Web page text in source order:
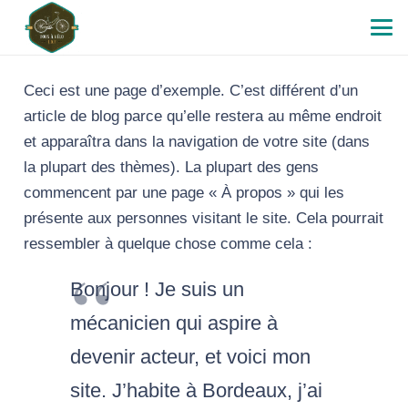
Ceci est une page d’exemple. C’est différent d’un
article de blog parce qu’elle restera au même endroit
et apparaîtra dans la navigation de votre site (dans
la plupart des thèmes). La plupart des gens
commencent par une page « À propos » qui les
présente aux personnes visitant le site. Cela pourrait
ressembler à quelque chose comme cela :
Bonjour ! Je suis un
mécanicien qui aspire à
devenir acteur, et voici mon
site. J’habite à Bordeaux, j’ai